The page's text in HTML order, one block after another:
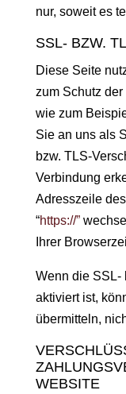
nur, soweit es
SSL- BZW.
Diese Seite
zum Schutz
wie zum
Sie an uns als
bzw. TLS-
Verbindung
Adresszeile
“https://”
Ihrer
Wenn die SSL-
aktiviert ist,
über­mit­teln,
WEBSITE